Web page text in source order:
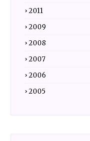
2011
2009
2008
2007
2006
2005